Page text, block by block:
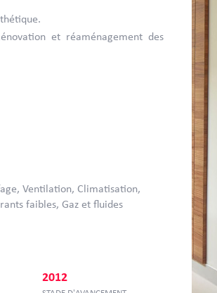
et réaménagement des
Ventilation, Climatisation,
faibles, Gaz et fluides
2012